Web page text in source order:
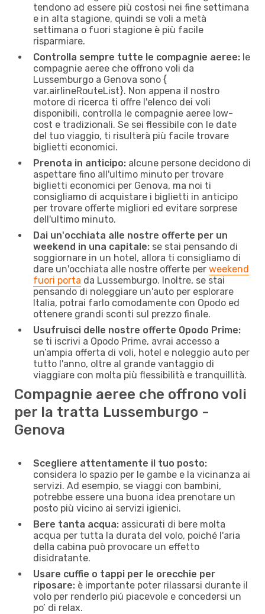
tendono ad essere più costosi nei fine settimana
e in alta stagione, quindi se voli a metà
settimana o fuori stagione è più facile
risparmiare.
Controlla sempre tutte le compagnie aeree: le
compagnie aeree che offrono voli da
Lussemburgo a Genova sono {​
var.airlineRouteList}. Non appena il nostro
motore di ricerca ti offre l'elenco dei voli
disponibili, controlla le compagnie aeree low-
cost e tradizionali. Se sei flessibile con le date
del tuo viaggio, ti risulterà più facile trovare
biglietti economici.
Prenota in anticipo: alcune persone decidono di
aspettare fino all'ultimo minuto per trovare
biglietti economici per Genova, ma noi ti
consigliamo di acquistare i biglietti in anticipo
per trovare offerte migliori ed evitare sorprese
dell'ultimo minuto.
Dai un'occhiata alle nostre offerte per un
weekend in una capitale: se stai pensando di
soggiornare in un hotel, allora ti consigliamo di
dare un'occhiata alle nostre offerte per weekend
fuori porta da Lussemburgo. Inoltre, se stai
pensando di noleggiare un'auto per esplorare
Italia, potrai farlo comodamente con Opodo ed
ottenere grandi sconti sul prezzo finale.
Usufruisci delle nostre offerte Opodo Prime:
se ti iscrivi a Opodo Prime, avrai accesso a
un’ampia offerta di voli, hotel e noleggio auto per
tutto l'anno, oltre al grande vantaggio di
viaggiare con molta più flessibilità e tranquillità.
Compagnie aeree che offrono voli
per la tratta Lussemburgo -
Genova
Scegliere attentamente il tuo posto:
considera lo spazio per le gambe e la vicinanza ai
servizi. Ad esempio, se viaggi con bambini,
potrebbe essere una buona idea prenotare un
posto più vicino ai servizi igienici.
Bere tanta acqua: assicurati di bere molta
acqua per tutta la durata del volo, poiché l'aria
della cabina può provocare un effetto
disidratante.
Usare cuffie o tappi per le orecchie per
riposare: è importante poter rilassarsi durante il
volo per renderlo piú piacevole e concedersi un
po’ di relax.